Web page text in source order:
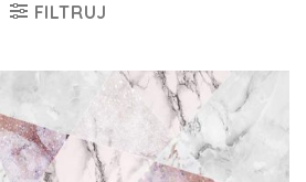
FILTRUJ